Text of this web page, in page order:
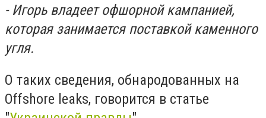
- Игорь владеет офшорной кампанией,
которая занимается поставкой каменного
угля.
О таких сведения, обнародованных на
Offshore leaks, говорится в статье